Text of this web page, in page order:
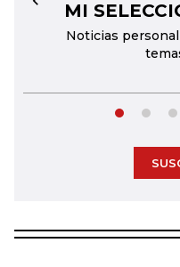
MI
Noticias
←